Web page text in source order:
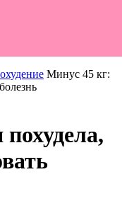
Минус 45 кг: